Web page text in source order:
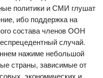
политики и СМИ глушат
ибо поддержка на
состава членов ООН
случай.
нажиме небольшой
страны, зависимые от
экономических и